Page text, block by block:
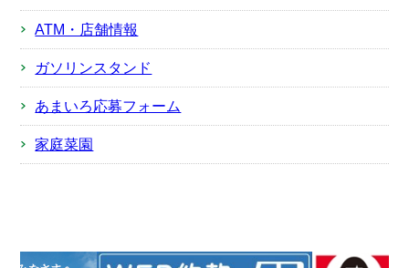
ATM・店舗情報
ガソリンスタンド
あまいろ応募フォーム
家庭菜園